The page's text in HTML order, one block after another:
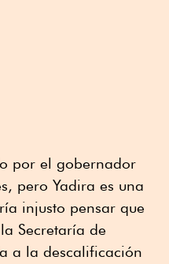
por el gobernador
pero Yadira es una
injusto pensar que
Secretaría de
a la descalificación